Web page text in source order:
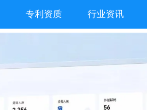
专利资质 行业资讯